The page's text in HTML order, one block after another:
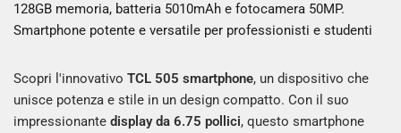
128GB memoria, batteria 5010mAh e fotocamera 50MP.
Smartphone potente e versatile per professionisti e studenti
Scopri l'innovativoTCL 505 smartphone, un dispositivo che
unisce potenza e stile in un design compatto. Con il suo
impressionantedisplay da 6.75 pollici, questo smartphone